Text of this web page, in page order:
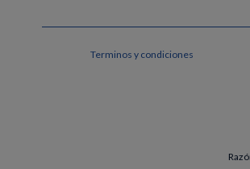
Terminos y condiciones